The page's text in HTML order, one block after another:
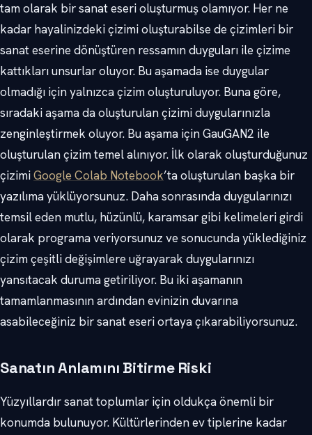
tam olarak bir sanat eseri oluşturmuş olamıyor. Her ne
kadar hayalinizdeki çizimi oluşturabilse de çizimleri bir
sanat eserine dönüştüren ressamın duyguları ile çizime
kattıkları unsurlar oluyor. Bu aşamada ise duygular
olmadığı için yalnızca çizim oluşturuluyor. Buna göre,
sıradaki aşama da oluşturulan çizimi duygularınızla
zenginleştirmek oluyor. Bu aşama için GauGAN2 ile
oluşturulan çizim temel alınıyor. İlk olarak oluşturduğunuz
çizimiGoogle Colab Notebook’ta oluşturulan başka bir
yazılıma yüklüyorsunuz. Daha sonrasında duygularınızı
temsil eden mutlu, hüzünlü, karamsar gibi kelimeleri girdi
olarak programa veriyorsunuz ve sonucunda yüklediğiniz
çizim çeşitli değişimlere uğrayarak duygularınızı
yansıtacak duruma getiriliyor. Bu iki aşamanın
tamamlanmasının ardından evinizin duvarına
asabileceğiniz bir sanat eseri ortaya çıkarabiliyorsunuz.
Sanatın Anlamını Bitirme Riski
Yüzyıllardır sanat toplumlar için oldukça önemli bir
konumda bulunuyor. Kültürlerinden ev tiplerine kadar